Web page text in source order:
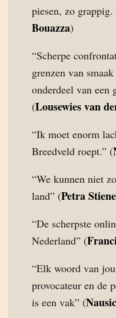
piesen, zo
Bouazza)
“Scherpe
grenzen van
onderdeel van een
(Lousewies van
“Ik moet enorm
Breedveld roept.” (
“We kunnen niet
land” (Petra
“De scherpste
Nederland” (
“Elk woord van
provocateur en de
is een vak” (